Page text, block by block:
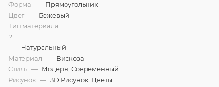
Форма — Прямоугольник
Цвет — Бежевый
Тип материала
?
— Натуральный
Материал — Вискоза
Стиль — Модерн, Современный
Рисунок — 3D Рисунок, Цветы